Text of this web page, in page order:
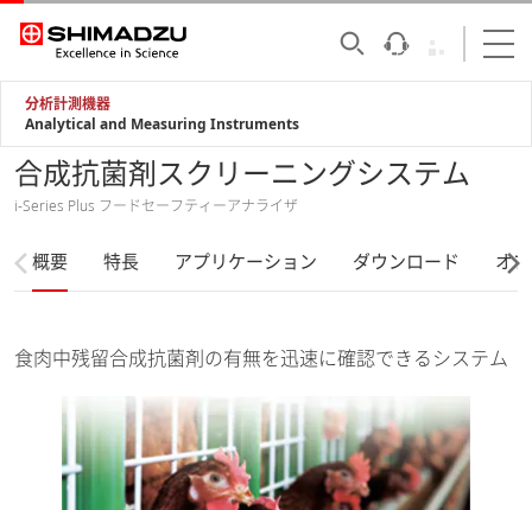
分析計測機器
Analytical and Measuring Instruments
合成抗菌剤スクリーニングシステム
i-Series Plus フードセーフティーアナライザ
概要 特長 アプリケーション ダウンロード オ
食肉中残留合成抗菌剤の有無を迅速に確認できるシステム